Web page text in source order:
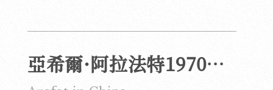
意味著成功，一種更悲觀的可能性仍然存在。假如新
百姓卻始終缺乏說服力，這豈不是進一步加重那批開
亞希爾·阿拉法特1970的中國行